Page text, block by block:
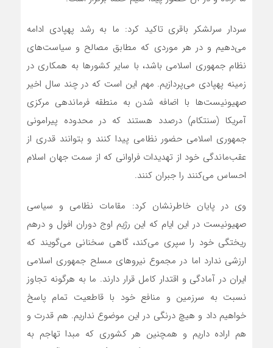
سردار سرلشکر باقری تاکید کرد: ما به رشد پهپادی ادامه
می‌دهیم و در هر موردی که مطابق مصالح و سیاست‌های
نظام جمهوری اسلامی باشد، با سایر کشورها به همکاری در
زمینه پهپادی می‌پردازیم. مهم این است که در چند سال اخیر
صهیونیست‌ها با اضافه شدن به منطقه فرماندهی مرکزی
آمریکا (سنتکام) درصدد هستند که در محدوده پیرامونی
جمهوری اسلامی حضور نظامی پیدا کنند و بتوانند قدری از
عقب‌ماندگی خود از تهدیدات فراوانی که از سمت جهان اسلام
احساس می‌کنند را جبران کنند.
وی در پایان خاطرنشان کرد: مقامات نظامی و سیاسی
صهیونیست‌ در این ایام که این رژیم اوج دوران افول و درهم
ریختگی خود را سپری می‌کند، گاهی سخنانی می‌گویند که
ارزشی ندارد اما در مجموع نیروهای مسلح جمهوری اسلامی
ایران در آمادگی و اقتدار کامل قرار دارند. ما به هرگونه تجاوز
نسبت به سرزمین و منافع خود با قاطعیت تمام پاسخ
خواهیم داد و هیچ درنگی در این موضوع نداریم. هم قدرت و
هم اراده داریم و همچنین هر کشوری که مبدا تهاجم به